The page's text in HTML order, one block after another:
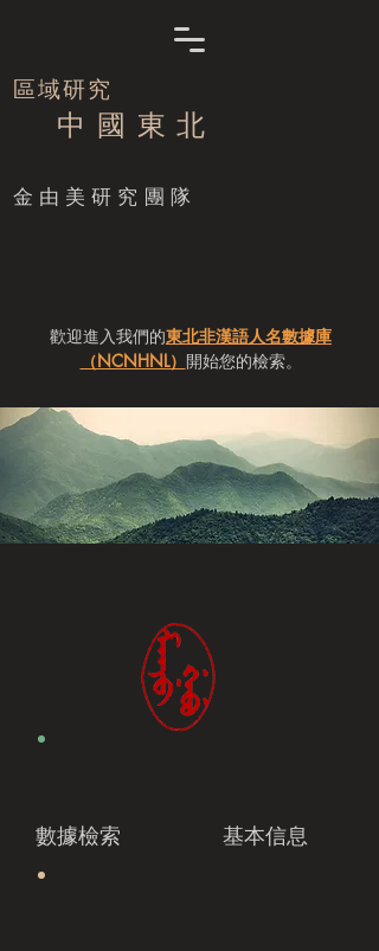
區域研究
中 國 東 北
​金由美研究團隊
歡迎進入我們的東北非漢語人名數據庫
（NCNHNL） 開始您的檢索。
數據檢索 基本信息